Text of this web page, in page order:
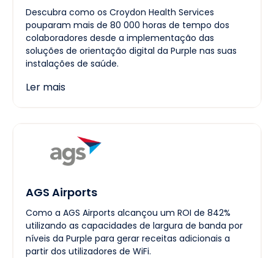
Descubra como os Croydon Health Services
pouparam mais de 80 000 horas de tempo dos
colaboradores desde a implementação das
soluções de orientação digital da Purple nas suas
instalações de saúde.
Ler mais
AGS Airports
Como a AGS Airports alcançou um ROI de 842%
utilizando as capacidades de largura de banda por
níveis da Purple para gerar receitas adicionais a
partir dos utilizadores de WiFi.